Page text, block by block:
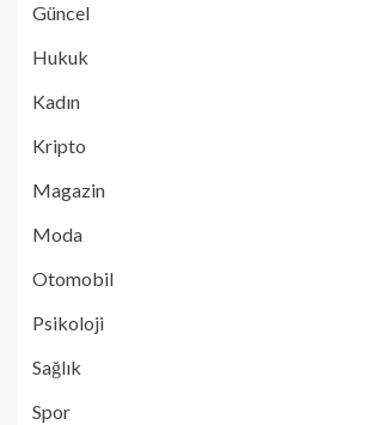
Güncel
Hukuk
Kadın
Kripto
Magazin
Moda
Otomobil
Psikoloji
Sağlık
Spor